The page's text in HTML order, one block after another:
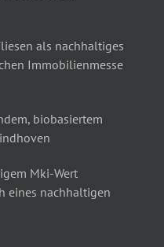
als nachhaltiges
Immobilienmesse
biobasiertem
Mki-Wert
eines nachhaltigen